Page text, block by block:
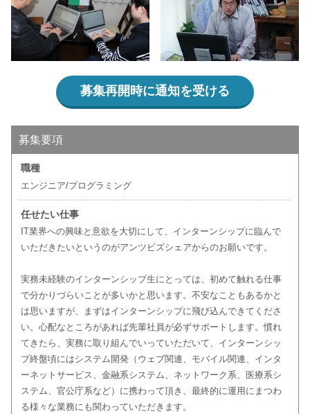
募集再開時に通知を受ける
募集要項
職種
エンジニア/プログラミング
任せたい仕事
IT業界への興味と意欲を大切にして、インターンシップに臨んで
いただきたいというのがアンツビズシェアからのお願いです。
実務未経験のインターンシップ生にとっては、初めて触れる仕事
で分かりづらいことが多いかと思います。不安なこともあるかと
は思いますが、まずはインターンシップに飛び込んできてくださ
い。心配なところがあれば先輩社員が必ずサポートします。慣れ
てきたら、実務に取り組んでいっていただいて、インターンシッ
プ終盤頃にはシステム開発（ウェブ関連、モバイル関連、インタ
ーネットサービス、金融系システム、ネットワーク系、医療系シ
ステム、官公庁系など）に携わって頂き、最終的に運用にまつわ
る様々な業務にも関わっていただきます。